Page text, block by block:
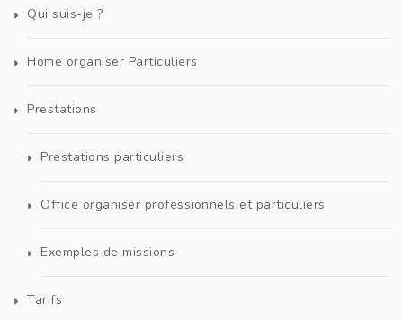
Qui suis-je ?
Home organiser Particuliers
Prestations
Prestations particuliers
Office organiser professionnels et particuliers
Exemples de missions
Tarifs